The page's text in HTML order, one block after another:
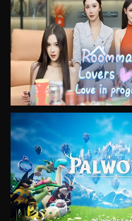
VIEW
VIEW